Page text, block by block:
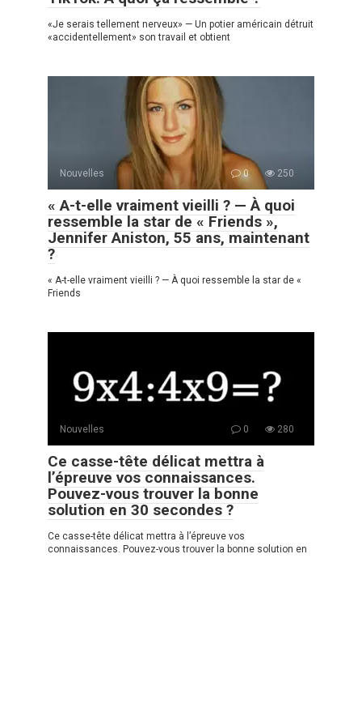
«Je serais tellement nerveux» — Un potier américain détruit
«accidentellement» son travail et obtient
Nouvelles 0 250
« A-t-elle vraiment vieilli ? — À quoi
ressemble la star de « Friends »,
Jennifer Aniston, 55 ans, maintenant
?
« A-t-elle vraiment vieilli ? — À quoi ressemble la star de «
Friends
Nouvelles 0 280
Ce casse-tête délicat mettra à
l’épreuve vos connaissances.
Pouvez-vous trouver la bonne
solution en 30 secondes ?
Ce casse-tête délicat mettra à l’épreuve vos
connaissances. Pouvez-vous trouver la bonne solution en